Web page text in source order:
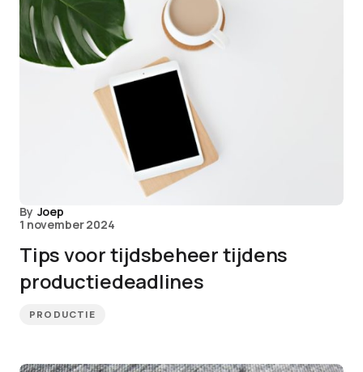
By Joep
1 november 2024
Tips voor tijdsbeheer tijdens
productiedeadlines
PRODUCTIE